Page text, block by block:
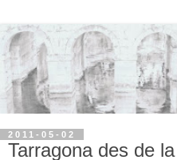
2011-05-02
Tarragona des de